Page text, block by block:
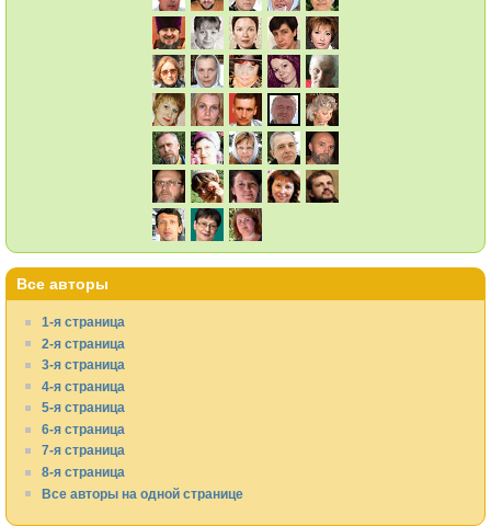
Все авторы
1-я страница
2-я страница
3-я страница
4-я страница
5-я страница
6-я страница
7-я страница
8-я страница
Все авторы на одной странице